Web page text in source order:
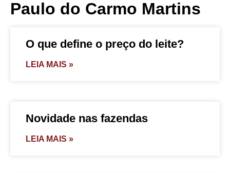
Paulo do Carmo Martins
O que define o preço do leite?
LEIA MAIS »
Novidade nas fazendas
LEIA MAIS »